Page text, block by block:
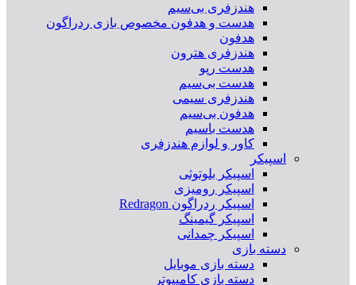
هندزفری بی‌سیم
هدست و هدفون مخصوص بازی ردراگون
هدفون
هندزفری هترون
هدست رپو
هدست بی‌سیم
هندزفری سیمی
هدفون بی‌سیم
هدست باسیم
کاور و لوازم هندزفری
اسپیکر
اسپیکر بلوتوثی
اسپیکر رومیزی
اسپیکر ردراگون Redragon
اسپیکر گیمینگ
اسپیکر چمدانی
دسته بازی
دسته بازی موبایل
دسته بازی کامپیوتر